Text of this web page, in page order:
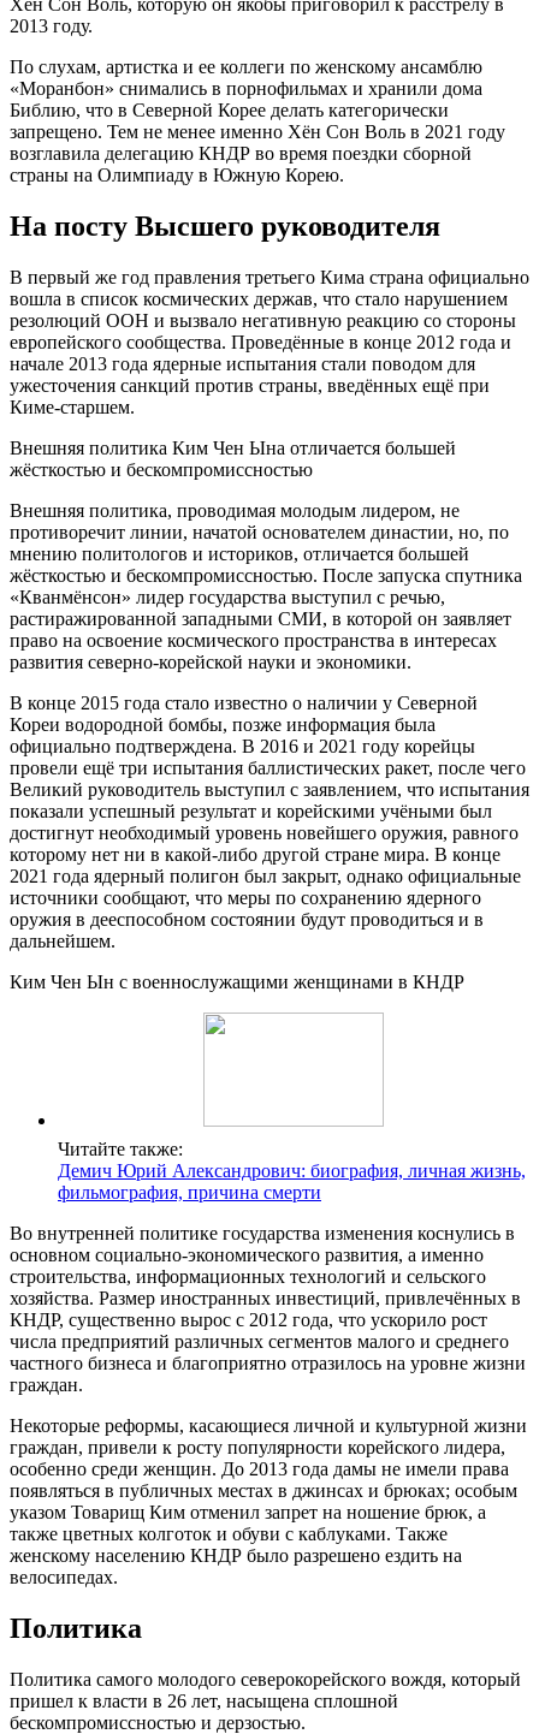
Хён Сон Воль, которую он якобы приговорил к расстрелу в
2013 году.
По слухам, артистка и ее коллеги по женскому ансамблю
«Моранбон» снимались в порнофильмах и хранили дома
Библию, что в Северной Корее делать категорически
запрещено. Тем не менее именно Хён Сон Воль в 2021 году
возглавила делегацию КНДР во время поездки сборной
страны на Олимпиаду в Южную Корею.
На посту Высшего руководителя
В первый же год правления третьего Кима страна официально
вошла в список космических держав, что стало нарушением
резолюций ООН и вызвало негативную реакцию со стороны
европейского сообщества. Проведённые в конце 2012 года и
начале 2013 года ядерные испытания стали поводом для
ужесточения санкций против страны, введённых ещё при
Киме-старшем.
Внешняя политика Ким Чен Ына отличается большей
жёсткостью и бескомпромиссностью
Внешняя политика, проводимая молодым лидером, не
противоречит линии, начатой основателем династии, но, по
мнению политологов и историков, отличается большей
жёсткостью и бескомпромиссностью. После запуска спутника
«Кванмёнсон» лидер государства выступил с речью,
растиражированной западными СМИ, в которой он заявляет
право на освоение космического пространства в интересах
развития северно-корейской науки и экономики.
В конце 2015 года стало известно о наличии у Северной
Кореи водородной бомбы, позже информация была
официально подтверждена. В 2016 и 2021 году корейцы
провели ещё три испытания баллистических ракет, после чего
Великий руководитель выступил с заявлением, что испытания
показали успешный результат и корейскими учёными был
достигнут необходимый уровень новейшего оружия, равного
которому нет ни в какой-либо другой стране мира. В конце
2021 года ядерный полигон был закрыт, однако официальные
источники сообщают, что меры по сохранению ядерного
оружия в дееспособном состоянии будут проводиться и в
дальнейшем.
Ким Чен Ын с военнослужащими женщинами в КНДР
Читайте также:
Демич Юрий Александрович: биография, личная жизнь,
фильмография, причина смерти
Во внутренней политике государства изменения коснулись в
основном социально-экономического развития, а именно
строительства, информационных технологий и сельского
хозяйства. Размер иностранных инвестиций, привлечённых в
КНДР, существенно вырос с 2012 года, что ускорило рост
числа предприятий различных сегментов малого и среднего
частного бизнеса и благоприятно отразилось на уровне жизни
граждан.
Некоторые реформы, касающиеся личной и культурной жизни
граждан, привели к росту популярности корейского лидера,
особенно среди женщин. До 2013 года дамы не имели права
появляться в публичных местах в джинсах и брюках; особым
указом Товарищ Ким отменил запрет на ношение брюк, а
также цветных колготок и обуви с каблуками. Также
женскому населению КНДР было разрешено ездить на
велосипедах.
Политика
Политика самого молодого северокорейского вождя, который
пришел к власти в 26 лет, насыщена сплошной
бескомпромиссностью и дерзостью.